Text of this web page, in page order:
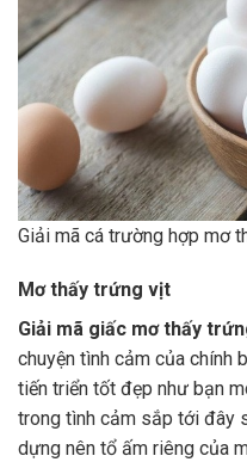
Giải mã cá trường hợp mơ
Mơ thấy trứng vịt
Giải mã giấc mơ thấy
chuyện tình cảm của chính
tiến triển tốt đẹp như bạn
trong tình cảm sắp tới đây
dựng nên tổ ấm riêng của